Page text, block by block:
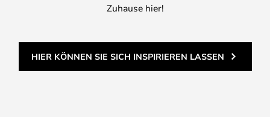
Zuhause hier!
HIER KÖNNEN SIE SICH INSPIRIEREN LASSEN